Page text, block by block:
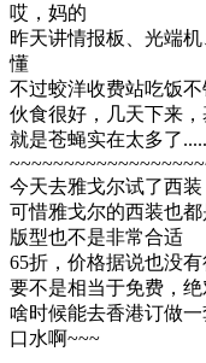
哎，妈的
昨天讲情报板、光端
懂
不过蛟洋收费站吃饭
伙食很好，几天下来
就是苍蝇实在太多了
今天去雅戈尔试了西
可惜雅戈尔的西装也
版型也不是非常合适
65折，价格据说也没
要不是相当于免费，
啥时候能去香港订做一
口水啊~~~